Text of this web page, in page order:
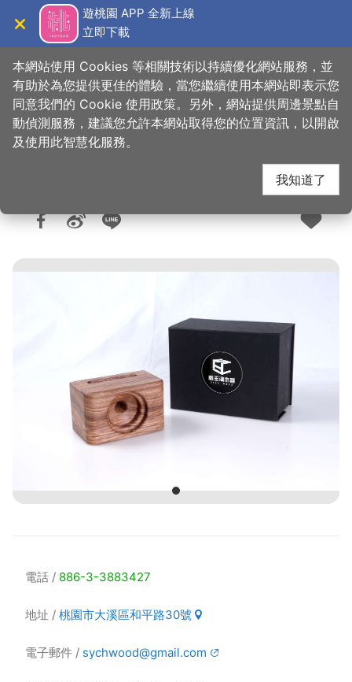
主
遊桃園 APP 全新上線
立即下載
首頁 > 購好物 > 購物快搜
新玉清木器行
人氣：4275
電話 886-3-3883427
地址 桃園市大溪區和平路30號
電子郵件 sychwood@gmail.com
本網站使用 Cookies 等相關技術以持續優化網站服務，並
有助於為您提供更佳的體驗，當您繼續使用本網站即表示您
同意我們的 Cookie 使用政策。另外，網站提供周邊景點自
動偵測服務，建議您允許本網站取得您的位置資訊，以開啟
及使用此智慧化服務。
我知道了